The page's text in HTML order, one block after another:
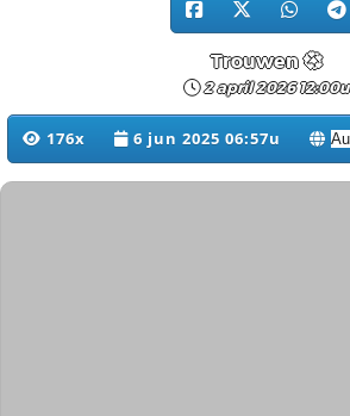
Trouwen 💞
2 april 2026 12:00u
176x 6 jun 2025 06:57u